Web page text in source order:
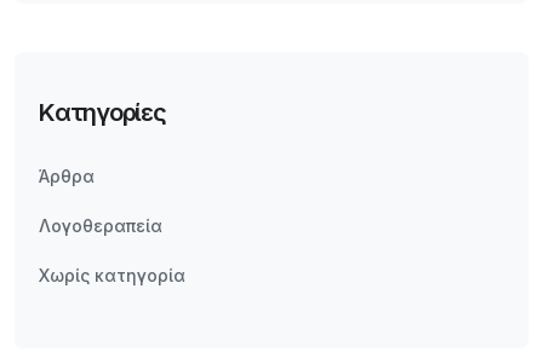
Kατηγορίες
Άρθρα
Λογοθεραπεία
Χωρίς κατηγορία